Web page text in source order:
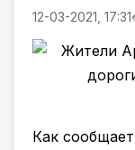
12-03-2021, 17:31
Как